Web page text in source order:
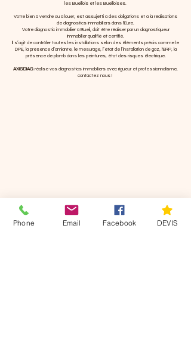
les Bueillois et les Bueilloises.
Votre bien à vendre ou à louer, est assujetti à des obligations et à la réalisations
de diagnostics immobiliers dans l'Eure.
Votre diagnostic immobilier à Bueil, doit être réaliser par un diagnostiqueur
immobilier qualifié et certifié.
Il s’agit de contrôler toutes les installations selon des éléments précis comme le
DPE, la présence d’amiante, le mesurage, l’état de l’installation de gaz, l'ERP, la
présence de plomb dans les peintures, état des risques électrique.
AXIS'DIAG réalise vos diagnostics immobiliers avec rigueur et professionnalisme,
contactez nous !
Phone Email Facebook DEVIS